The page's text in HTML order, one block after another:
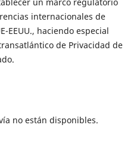
internacionales de
EEUU., haciendo especial
de Privacidad de
no están disponibles.